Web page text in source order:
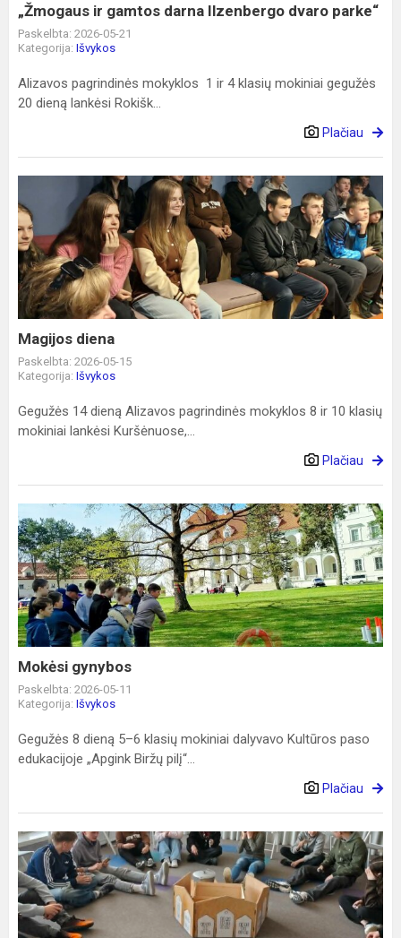
„Žmogaus ir gamtos darna Ilzenbergo dvaro parke“
Paskelbta: 2026-05-21
Kategorija: Išvykos
Alizavos pagrindinės mokyklos 1 ir 4 klasių mokiniai gegužės
20 dieną lankėsi Rokišk...
Plačiau
diena
Magijos diena
Paskelbta: 2026-05-15
Kategorija: Išvykos
Gegužės 14 dieną Alizavos pagrindinės mokyklos 8 ir 10 klasių
mokiniai lankėsi Kuršėnuose,...
Plačiau
Mokėsi
gynybos
Mokėsi gynybos
Paskelbta: 2026-05-11
Kategorija: Išvykos
Gegužės 8 dieną 5–6 klasių mokiniai dalyvavo Kultūros paso
edukacijoje „Apgink Biržų pilį“...
Plačiau
Edukacija
„Istorija
apie
akmenų
sriubą“